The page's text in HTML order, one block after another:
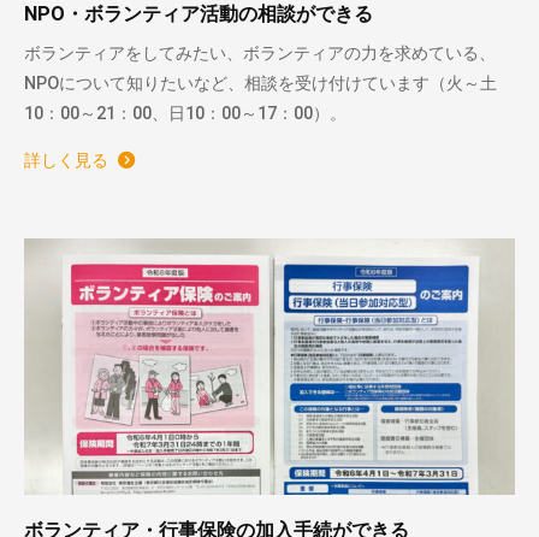
NPO・ボランティア活動の相談ができる
ボランティアをしてみたい、ボランティアの力を求めている、
NPOについて知りたいなど、相談を受け付けています（火～土
10：00～21：00、日10：00～17：00）。
詳しく見る
ボランティア・行事保険の加入手続ができる